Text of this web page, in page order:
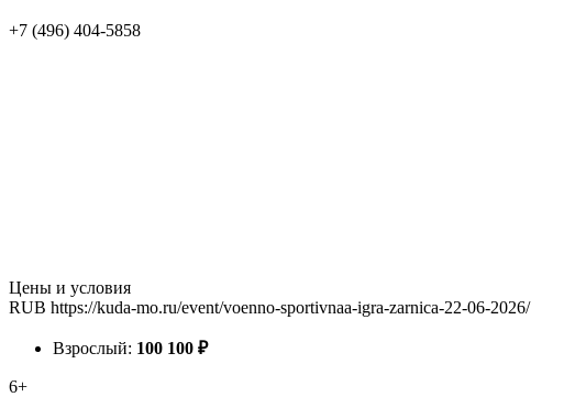
+7 (496) 404-5858
Цены и условия
RUB https://kuda-mo.ru/event/voenno-sportivnaa-igra-zarnica-22-06-2026/
Взрослый: 100 100 ₽
6+